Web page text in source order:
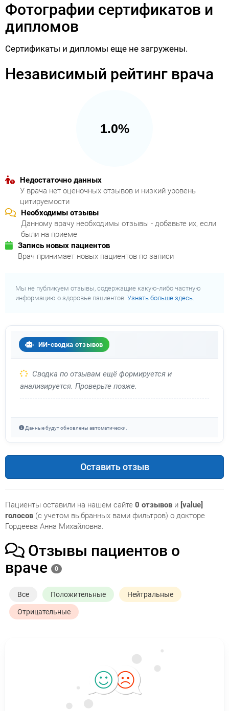
Фотографии сертификатов и
дипломов
Сертификаты и дипломы еще не загружены.
Независимый рейтинг врача
1.0%
Недостаточно данных
У врача нет оценочных отзывов и низкий уровень
цитируемости
Необходимы отзывы
Данному врачу необходимы отзывы - добавьте их, если
были на приеме
Запись новых пациентов
Врач принимает новых пациентов по записи
Мы не публикуем отзывы, содержащие какую-либо частную
информацию о здоровье пациентов. Узнать больше здесь.
ИИ-сводка отзывов
Сводка по отзывам ещё формируется и
анализируется. Проверьте позже.
Данные будут обновлены автоматически.
Оставить отзыв
Пациенты оставили на нашем сайте 0 отзывов и [value]
голосов (с учетом выбранных вами фильтров) о докторе
Гордеева Анна Михайловна.
Отзывы пациентов о
враче
0
Все Положительные Нейтральные
Отрицательные